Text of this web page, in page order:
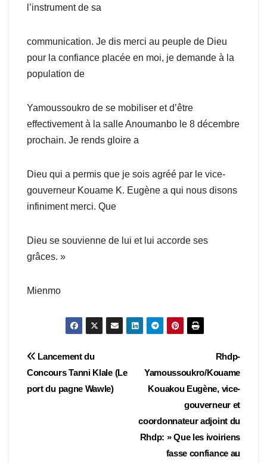
l’instrument de sa
communication. Je dis merci au peuple de Dieu
pour la confiance placée en moi, je demande à la
population de
Yamoussoukro de se mobiliser et d’être
effectivement à la salle Anoumanbo le 8 décembre
prochain. Je rends gloire a
Dieu qui a permis que je sois agréé par le vice-
gouverneur Kouame K. Eugène a qui nous disons
infiniment merci. Que
Dieu se souvienne de lui et lui accorde ses
grâces. »
Mienmo
Navigation
de
Rhdp-
Yamoussoukro/Kouame
Kouakou Eugène, vice-
gouverneur et
coordonnateur adjoint du
Rhdp: » Que les ivoiriens
fasse confiance au
Lancement du
Concours Tanni Klale (Le
port du pagne Wawle)